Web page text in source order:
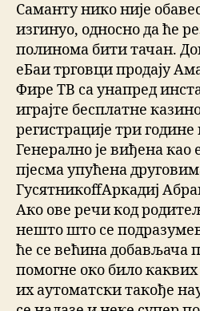
Саманту нико није
изгинуо, односно да ће
полинома бити тачан.
еБаи трговци продају
Фире ТВ са унапред
играјте бесплатне
регистрације три
Генерално је виђена
пјесма упућена
ГусятникоffАркадиј
Ако ове речи код
нешто што се
ће се већина добављача
помогне око било
их аутоматски такође